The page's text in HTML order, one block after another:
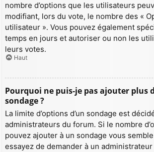
nombre d’options que les utilisateurs
modifiant, lors du vote, le nombre des «
utilisateur ». Vous pouvez également
temps en jours et autoriser ou non les
leurs votes.
Haut
Pourquoi ne puis-je pas ajouter plus
sondage ?
La limite d’options d’un sondage est
administrateurs du forum. Si le nombre
pouvez ajouter à un sondage vous
essayez de demander à un administrateur